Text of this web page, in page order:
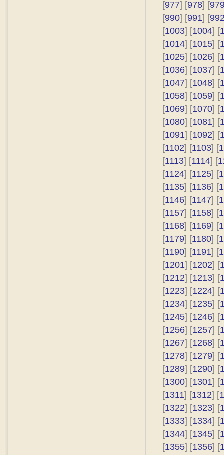
[977] [978] [
[990] [991] [
[1003] [1004] [
[1014] [1015] [
[1025] [1026] [
[1036] [1037] [
[1047] [1048] [
[1058] [1059] [
[1069] [1070] [
[1080] [1081] [
[1091] [1092] [
[1102] [1103] [
[1113] [1114] [
[1124] [1125] [
[1135] [1136] [
[1146] [1147] [
[1157] [1158] [
[1168] [1169] [
[1179] [1180] [
[1190] [1191] [
[1201] [1202] [
[1212] [1213] [
[1223] [1224] [
[1234] [1235] [
[1245] [1246] [
[1256] [1257] [
[1267] [1268] [
[1278] [1279] [
[1289] [1290] [
[1300] [1301] [
[1311] [1312] [
[1322] [1323] [
[1333] [1334] [
[1344] [1345] [
[1355] [1356] [